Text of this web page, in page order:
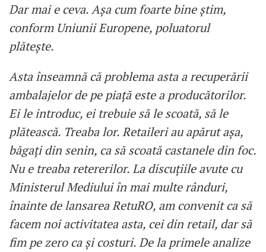
Dar mai e ceva. Așa cum foarte bine știm,
conform Uniunii Europene, poluatorul
plătește.
Asta înseamnă că problema asta a recuperării
ambalajelor de pe piață este a producătorilor.
Ei le introduc, ei trebuie să le scoată, să le
plătească. Treaba lor. Retaileri au apărut așa,
băgați din senin, ca să scoată castanele din foc.
Nu e treaba retererilor. La discuțiile avute cu
Ministerul Mediului în mai multe rânduri,
înainte de lansarea RetuRO, am convenit ca să
facem noi activitatea asta, cei din retail, dar să
fim pe zero ca și costuri. De la primele analize